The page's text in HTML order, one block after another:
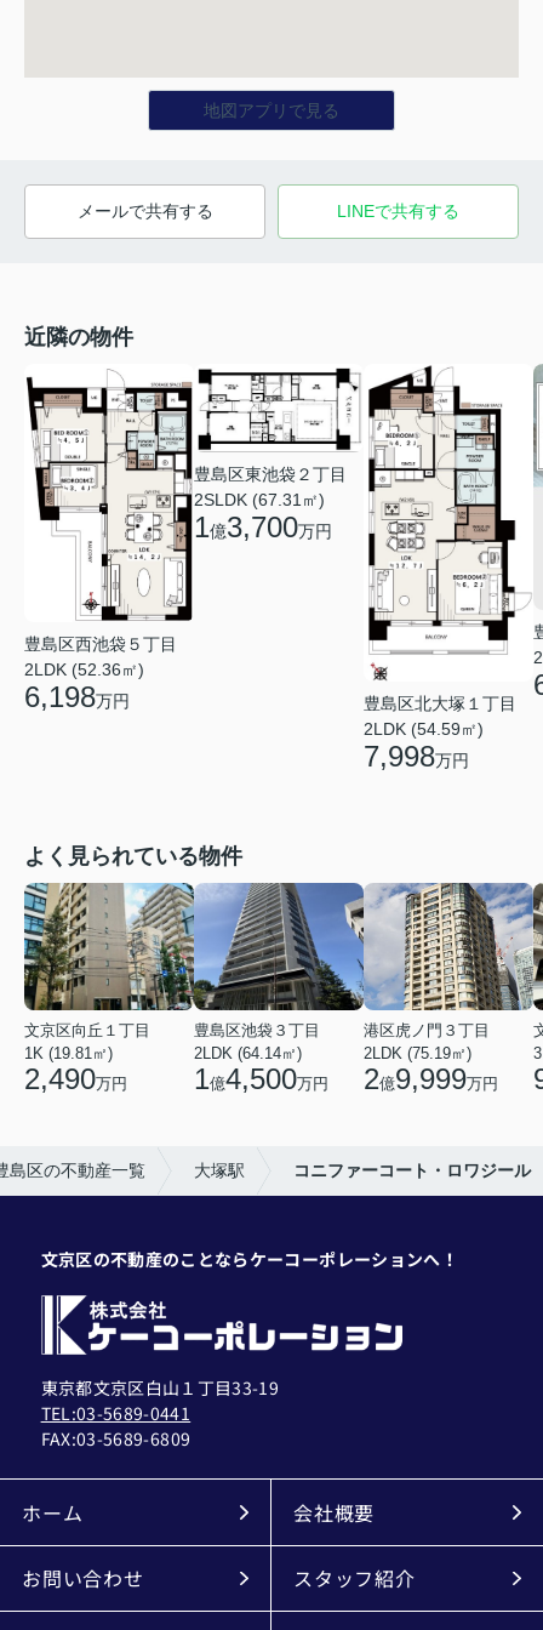
地図アプリで見る
メールで共有する LINEで共有する
近隣の物件
豊島区西池袋５丁目
2LDK (52.36㎡)
6,198万円
豊島区東池袋２丁目
2SLDK (67.31㎡)
1億3,700万円
豊島区北大塚１丁目
2LDK (54.59㎡)
7,998万円
よく見られている物件
文京区向丘１丁目
1K (19.81㎡)
2,490万円
豊島区池袋３丁目
2LDK (64.14㎡)
1億4,500万円
港区虎ノ門３丁目
2LDK (75.19㎡)
2億9,999万円
島区の不動産一覧 大塚駅 コニファーコート・ロワジール
文京区の不動産のことならケーコーポレーションへ！
東京都文京区白山１丁目33-19
TEL:03-5689-0441
FAX:03-5689-6809
ホーム 会社概要
お問い合わせ スタッフ紹介